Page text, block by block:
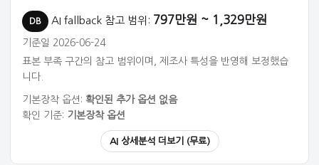
DB AI fallback 참고 범위: 797만원 ~ 1,329만원
기준일 2026-06-24
표본 부족 구간의 참고 범위이며, 제조사 특성을 반영해 보정했습
니다.
기본장착 옵션: 확인된 추가 옵션 없음
확인 기준: 기본장착 옵션
AI 상세분석 더보기 (무료)